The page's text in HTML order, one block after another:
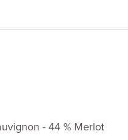
- 44 % Merlot